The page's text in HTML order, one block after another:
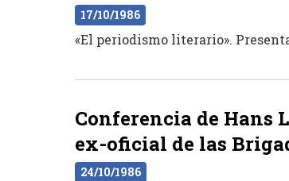
17/10/1986
«El periodismo literario».
Conferencia de Hans
ex-oficial de las
24/10/1986